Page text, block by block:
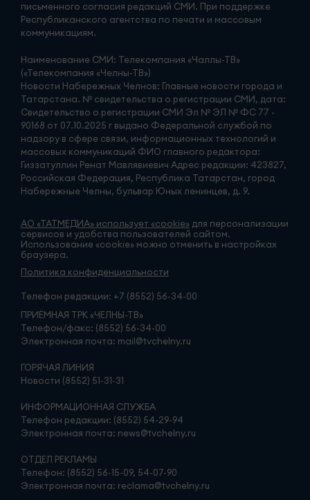
письменного согласия редакций СМИ. При поддержке
Республиканского агентства по печати и массовым
коммуникациям.
Наименование СМИ: Телекомпания «Чаллы-ТВ»
(«Телекомпания «Челны-ТВ»)
Новости Набережных Челнов: Главные новости города и
Татарстана. № свидетельства о регистрации СМИ, дата:
Свидетельство о регистрации СМИ Эл № ЭЛ № ФС 77 -
90168 от 07.10.2025 г выдано Федеральной службой по
надзору в сфере связи, информационных технологий и
массовых коммуникаций ФИО главного редактора:
Гиззатуллин Ренат Мавлявиевич Адрес редакции: 423827,
Российская Федерация, Республика Татарстан, город
Набережные Челны, бульвар Юных ленинцев, д. 9.
АО «ТАТМЕДИА» использует «cookie» для персонализации
сервисов и удобства пользователей сайтом.
Использование «cookie» можно отменить в настройках
браузера.
Политика конфиденциальности
Телефон редакции: +7 (8552) 56-34-00
ПРИЁМНАЯ ТРК «ЧЕЛНЫ-ТВ»
Телефон/факс: (8552) 56-34-00
Электронная почта: mail@tvchelny.ru
ГОРЯЧАЯ ЛИНИЯ
Новости (8552) 51-31-31
ИНФОРМАЦИОННАЯ СЛУЖБА
Телефон редакции: (8552) 54-29-94
Электронная почта: news@tvchelny.ru
ОТДЕЛ РЕКЛАМЫ
Телефон: (8552) 56-15-09, 54-07-90
Электронная почта: reclama@tvchelny.ru